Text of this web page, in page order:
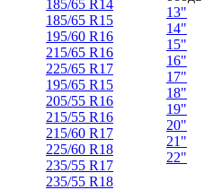
185/65 R14
185/65 R15
195/60 R16
215/65 R16
225/65 R17
195/65 R15
205/55 R16
215/55 R16
215/60 R17
225/60 R18
235/55 R17
235/55 R18
13"
14"
15"
16"
17"
18"
19"
20"
21"
22"